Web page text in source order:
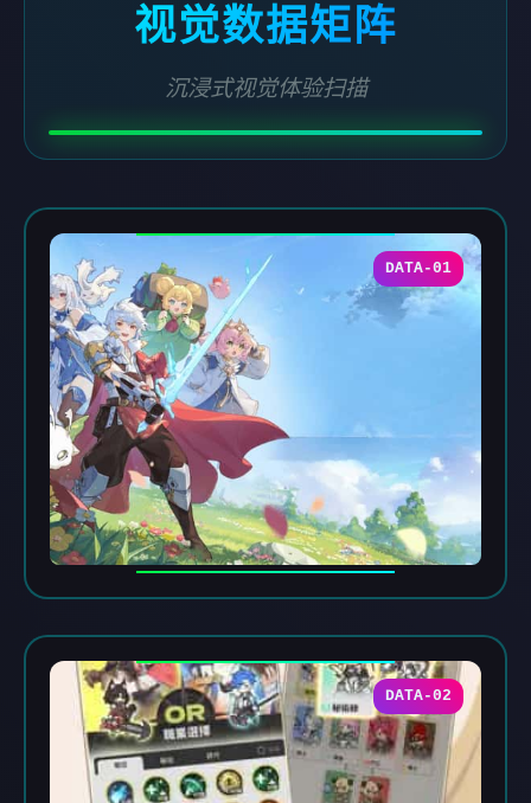
视觉数据矩阵
沉浸式视觉体验扫描
DATA-01
DATA-02